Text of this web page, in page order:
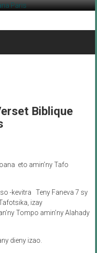
Biblique
eto amin’ny Tafo
-kevitra Teny Faneva 7 sy
izay
Tompo amin’ny Alahady
dieny izao.